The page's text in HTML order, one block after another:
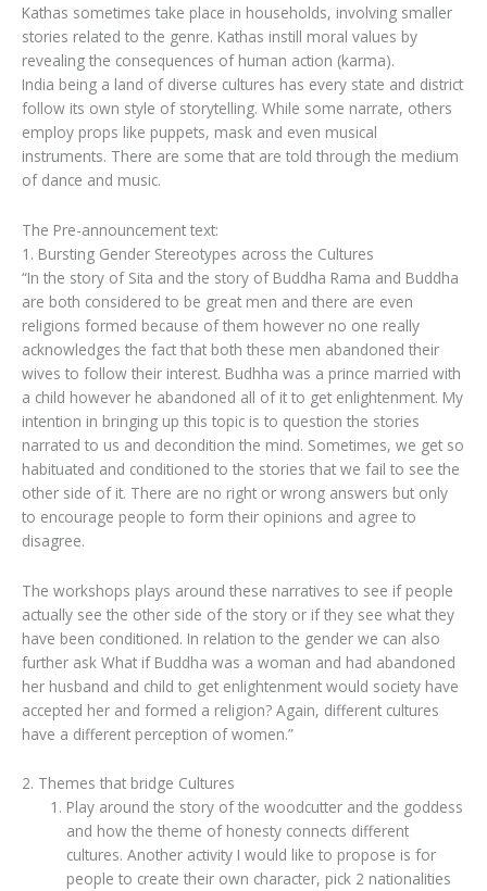
Kathas sometimes take place in households, involving smaller
stories related to the genre. Kathas instill moral values by
revealing the consequences of human action (karma).
India being a land of diverse cultures has every state and district
follow its own style of storytelling. While some narrate, others
employ props like puppets, mask and even musical
instruments. There are some that are told through the medium
of dance and music.
The Pre-announcement text:
1. Bursting Gender Stereotypes across the Cultures
“In the story of Sita and the story of Buddha Rama and Buddha
are both considered to be great men and there are even
religions formed because of them however no one really
acknowledges the fact that both these men abandoned their
wives to follow their interest. Budhha was a prince married with
a child however he abandoned all of it to get enlightenment. My
intention in bringing up this topic is to question the stories
narrated to us and decondition the mind. Sometimes, we get so
habituated and conditioned to the stories that we fail to see the
other side of it. There are no right or wrong answers but only
to encourage people to form their opinions and agree to
disagree.
The workshops plays around these narratives to see if people
actually see the other side of the story or if they see what they
have been conditioned. In relation to the gender we can also
further ask What if Buddha was a woman and had abandoned
her husband and child to get enlightenment would society have
accepted her and formed a religion? Again, different cultures
have a different perception of women.”
2. Themes that bridge Cultures
Play around the story of the woodcutter and the goddess
and how the theme of honesty connects different
cultures. Another activity I would like to propose is for
people to create their own character, pick 2 nationalities